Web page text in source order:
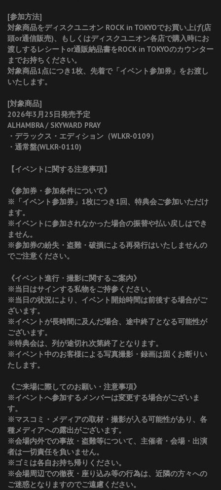
[参加方法]
対象商品をディスクユニオン ROCK in TOKYOでお買い上げ(店
頭or通信販売)、もしくはディスクユニオン各店で購入時にお
渡しするレシートor通販納品書をROCK in TOKYOのカウンター
までお持ちください。
対象商品1点につき1枚、先着で「イベント参加券」をお渡し
いたします。
[対象商品]
2026年3月25日発売予定
ALHAMBRA / SKYWARD PRAY
・デラックス・エディション（WLKR-0109）
・通常盤(WLKR-0110)
【イベントに関する注意事項】
《参加券・参加条件について》
※「イベント参加券」1枚につき1回、特典会ご参加いただけ
ます。
※イベントに参加されなかった場合の振替や払い戻しはでき
ません。
※参加券の紛失・盗難・破損による再発行はいたしませんの
でご注意ください。
《イベント進行・撮影に関するご案内》
※当日はサインする私物をご持参ください。
※当日の状況により、イベント開始時間は前後する場合がご
ざいます。
※イベントが長時間に及んだ場合、途中終了となる可能性が
ございます。
※特典会は、列が途切れ次第終了となります。
※イベント中のお客様による写真撮影・録画は固くお断りい
たします。
《ご来場に際してのお願い・注意事項》
※イベントへ参加するメンバーは変更する場合がございま
す。
※マスコミ・メディアの取材・撮影が入る可能性があり、各
種メディアへの露出がございます。
※会場内外での事故・盗難等について、主催者・会場・出演
者は一切責任を負いません。
※ゴミは各自お持ち帰りください。
※会場周辺での徹夜・座り込み等の行為は、近隣の方々への
ご迷惑となりますのでご遠慮ください。